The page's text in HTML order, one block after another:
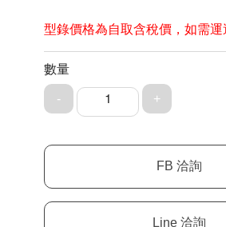
型錄價格為自取含稅價，如需
數量
1